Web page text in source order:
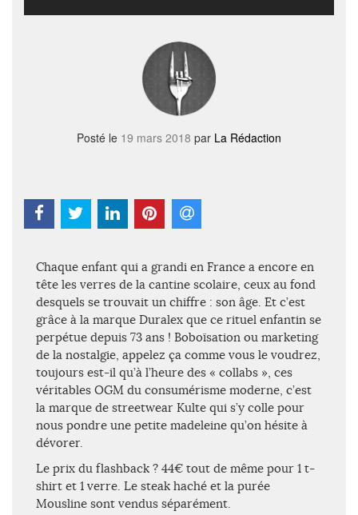
Posté le 19 mars 2018 par La Rédaction
Chaque enfant qui a grandi en France a encore en
tête les verres de la cantine scolaire, ceux au fond
desquels se trouvait un chiffre : son âge. Et c’est
grâce à la marque Duralex que ce rituel enfantin se
perpétue depuis 73 ans ! Boboïsation ou marketing
de la nostalgie, appelez ça comme vous le voudrez,
toujours est-il qu’à l’heure des « collabs », ces
véritables OGM du consumérisme moderne, c’est
la marque de streetwear Kulte qui s’y colle pour
nous pondre une petite madeleine qu’on hésite à
dévorer.
Le prix du flashback ? 44€ tout de même pour 1 t-
shirt et 1 verre. Le steak haché et la purée
Mousline sont vendus séparément.